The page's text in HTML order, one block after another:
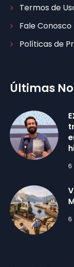
Termos de
Fale Conosco
Políticas de
Últimas
6
6